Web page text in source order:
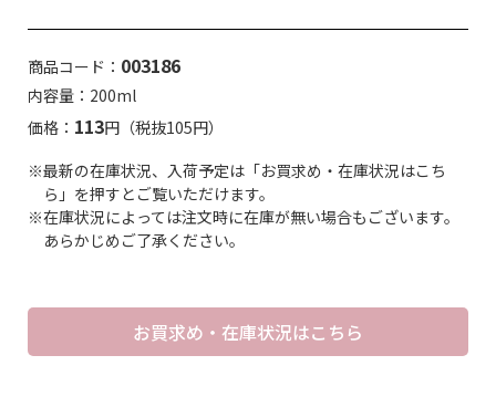
商品コード： 003186
内容量：200ml
価格： 113円（税抜105円）
※最新の在庫状況、入荷予定は「お買求め・在庫状況はこち
ら」を押すとご覧いただけます。
※在庫状況によっては注文時に在庫が無い場合もございます。
あらかじめご了承ください。
お買求め・在庫状況はこちら